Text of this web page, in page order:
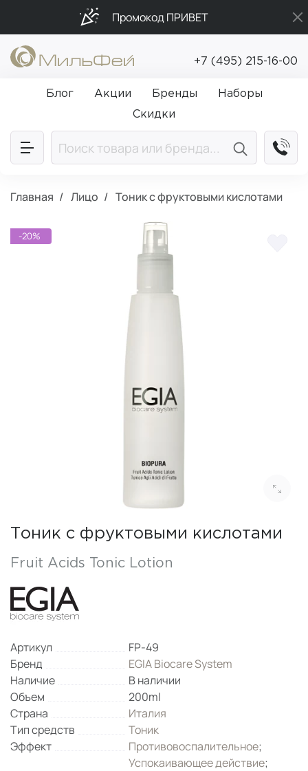
Промокод ПРИВЕТ
Подарки в каждый заказ от 5 000₽
Бесплатная доставка от 5 000₽
+7 (495) 215-16-00
Блог Акции Бренды
Наборы
Скидки
Главная Лицо Тоник с фруктовыми кислотами
-20%
Тоник с фруктовыми кислотами
Fruit Acids Tonic Lotion
Артикул
FP-49
Бренд
EGIA Biocare System
Наличие
В наличии
Объем
200ml
Страна
Италия
Тип средств
Тоник
Эффект
Противовоспалительное;
Успокаивающее действие;